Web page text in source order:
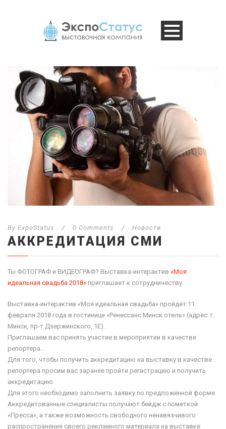
By ExpoStatus / 0 Comments / Новости
АККРЕДИТАЦИЯ СМИ
Ты ФОТОГРАФ и ВИДЕОГРАФ? Выставка-интерактив «Моя
идеальная свадьба 2018» приглашает к сотрудничеству
Выставка-интерактив «Моя идеальная свадьба» пройдет 11
февраля 2018 года в гостинице «Ренессанс Минск отель» (адрес: г.
Минск, пр-т Дзержинского, 1Е).
Приглашаем вас принять участие в мероприятии в качестве
репортера.
Для того, чтобы получить аккредитацию на выставку в качестве
репортера просим вас заранее пройти регистрацию и получить
аккредитацию.
Для этого необходимо заполнить заявку по предложенной форме.
Аккредитованные специалисты получают бейдж с пометкой
«Пресса», а также возможность свободного ненавязчивого
распространения своего рекламного материала на выставке